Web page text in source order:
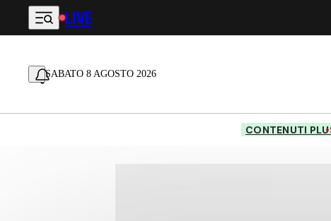
Vai al contenuto principale
LIVE
SABATO 8 AGOSTO 2026
CONTENUTI